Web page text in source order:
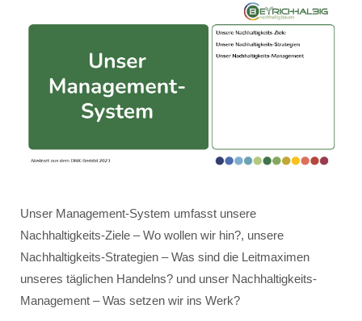
Unser Management-System umfasst unsere
Nachhaltigkeits-Ziele – Wo wollen wir hin?, unsere
Nachhaltigkeits-Strategien – Was sind die Leitmaximen
unseres täglichen Handelns? und unser Nachhaltigkeits-
Management – Was setzen wir ins Werk?